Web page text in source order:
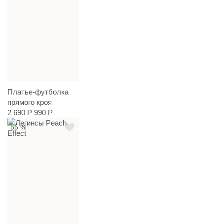
Платье-футболка
прямого кроя
2 690 Р 990 Р
55 %